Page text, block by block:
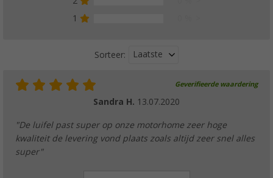
kleur wit Thule onderdeelnummer
€ 34,99Adviesprijs € 37,96
1
Sorteer: Laatste
Geverifieerde waardering
Sandra H. 13.07.2020
"De luifel past super op onze motorhome zeer hoge
kwaliteit de levering vond plaats zoals altijd zeer snel alles
super"